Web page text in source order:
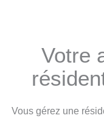
Votre
Vous gérez une